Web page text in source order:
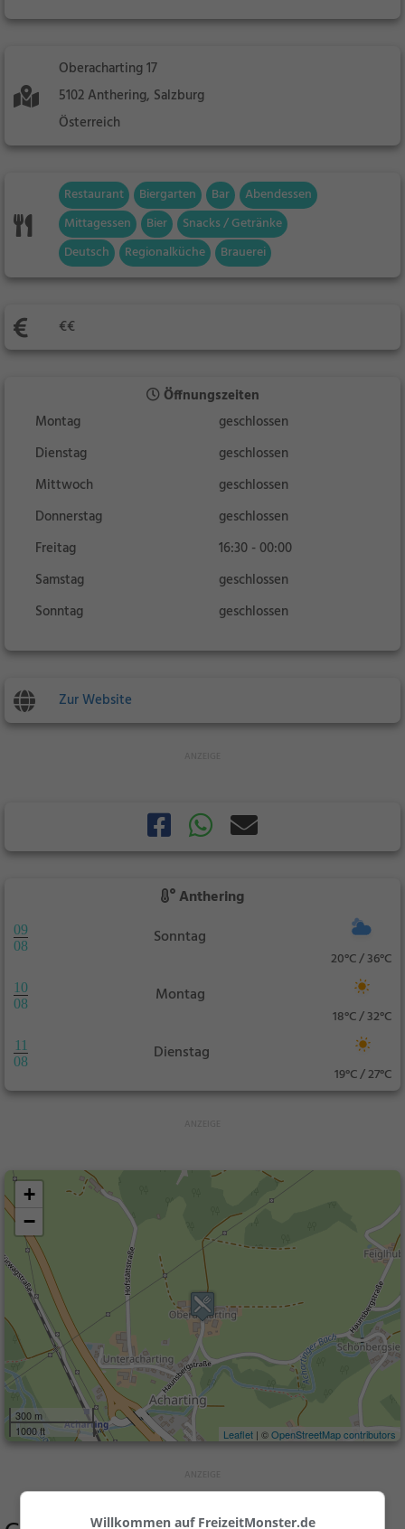
Oberacharting 17
5102 Anthering, Salzburg
Österreich
Restaurant Biergarten Bar
Abendessen
Mittagessen
Bier
Snacks / Getränke
Deutsch
Regionalküche Brauerei
€€
Öffnungszeiten
Montag
geschlossen
Dienstag
geschlossen
Mittwoch
geschlossen
Donnerstag
geschlossen
Freitag
16:30 - 00:00
Samstag
geschlossen
Sonntag
geschlossen
Zur Website
Anthering
09
08
Sonntag
20°C / 36°C
10
08
Montag
18°C / 32°C
11
08
Dienstag
19°C / 27°C
+
−
300 m
1000 ft
Leaflet | ©OpenStreetMap contributors
Willkommen auf FreizeitMonster.de